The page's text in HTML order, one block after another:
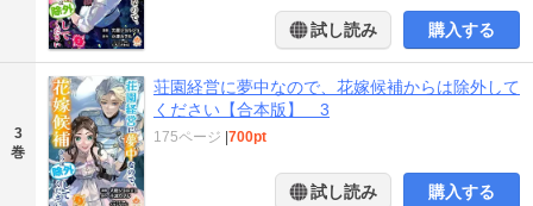
試し読み 購入する
3
巻
荘園経営に夢中なので、花嫁候補からは除外して
ください【合本版】 3
175ページ 700pt
試し読み 購入する